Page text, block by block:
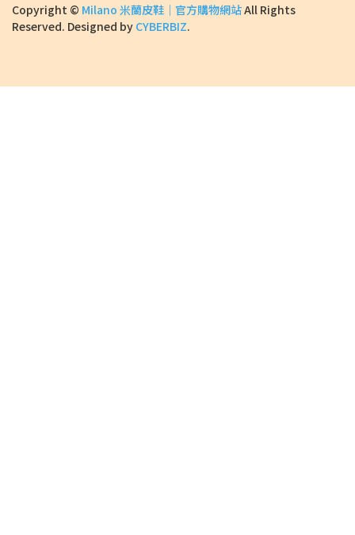
Copyright © Milano 米蘭皮鞋｜官方購物網站All Rights
Reserved. Designed by CYBERBIZ.